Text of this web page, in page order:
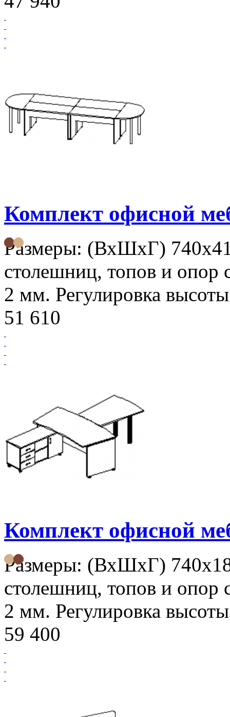
Комплект офисной
Размеры: (ВхШхГ)
столешниц, топов и
2 мм. Регулировка
51 610
Комплект офисной
Размеры: (ВхШхГ)
столешниц, топов и
2 мм. Регулировка
59 400